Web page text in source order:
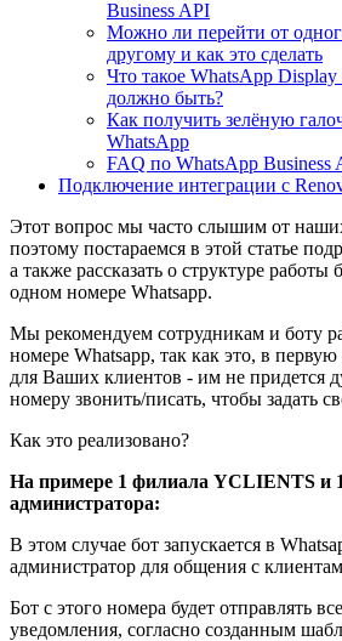
Business API
Можно ли перейти от
другому и как это сделать
Что такое WhatsApp
должно быть?
Как получить зелёную
WhatsApp
FAQ по WhatsApp Business
Подключение интеграции с
Этот вопрос мы часто слышим от
поэтому постараемся в этой статье
а также рассказать о структуре работы
одном номере Whatsapp.
Мы рекомендуем сотрудникам и боту
номере Whatsapp, так как это, в первую
для Ваших клиентов - им не придется
номеру звонить/писать, чтобы задать
Как это реализовано?
На примере 1 филиала YCLIENTS и
администратора:
В этом случае бот запускается в
администратор для общения с
Бот с этого номера будет отправлять
уведомления, согласно созданным